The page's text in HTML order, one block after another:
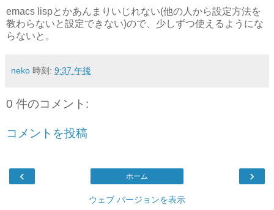
emacs lispとかあんまりいじれない(他の人から設定方法を
教わらないと設定できない)ので、少しずつ使えるようにな
らないと。
neko 時刻: 9:37 午後
0 件のコメント:
コメントを投稿
‹ ›
ホーム
ウェブ バージョンを表示